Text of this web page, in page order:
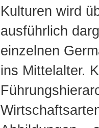
Kulturen wird
ausführlich
einzelnen
ins Mittelalter.